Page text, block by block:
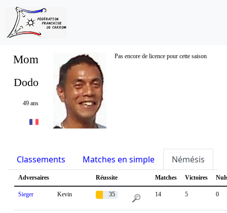
Mom Pas encore de licence pour cette saison
Dodo
49 ans
Classements Matches en simple Némésis
Adversaires Réussite Matches Victoires
Sieger Kevin
35
14 5 0